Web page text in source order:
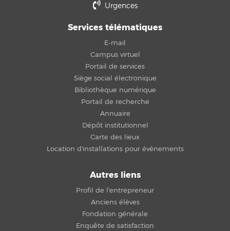
Urgences
Services télématiques
E-mail
Campus virtuel
Portail de services
Siège social électronique
Bibliothèque numérique
Portail de recherche
Annuaire
Dépôt institutionnel
Carte des lieux
Location d'installations pour événements
Autres liens
Profil de l'entrepreneur
Anciens élèves
Fondation générale
Enquête de satisfaction